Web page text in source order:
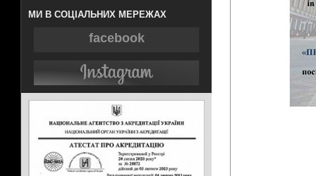
МИ В СОЦІАЛЬНИХ МЕРЕЖАХ
facebook